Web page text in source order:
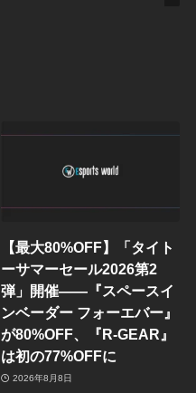
【最大80%OFF】「タイト
ーサマーセール2026第2
弾」開催——『スペースイ
ンベーダー フォーエバー』
が80%OFF、『R-GEAR』
は初の77%OFFに
2026年8月8日